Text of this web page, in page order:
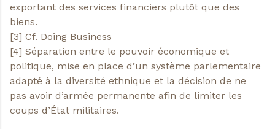
exportant des services financiers plutôt que des
biens.
[3] Cf. Doing Business
[4] Séparation entre le pouvoir économique et
politique, mise en place d’un système parlementaire
adapté à la diversité ethnique et la décision de ne
pas avoir d’armée permanente afin de limiter les
coups d’État militaires.